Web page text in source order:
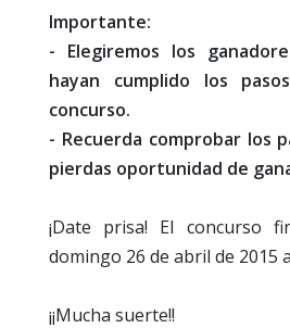
Importante:
- Elegiremos los
hayan cumplido los
concurso.
- Recuerda comprobar los
pierdas oportunidad de
¡Date prisa! El concurso
domingo 26 de abril de 2015
¡¡Mucha suerte!!